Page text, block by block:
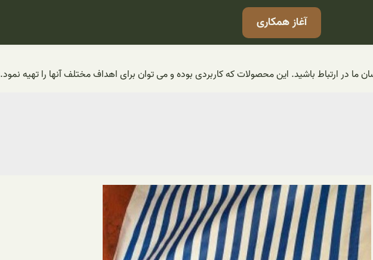
آغاز همکاری
ما در ارتباط باشید. این محصولات که کاربردی بوده و می توان برای اهداف مختلف آنها را تهیه نمود.